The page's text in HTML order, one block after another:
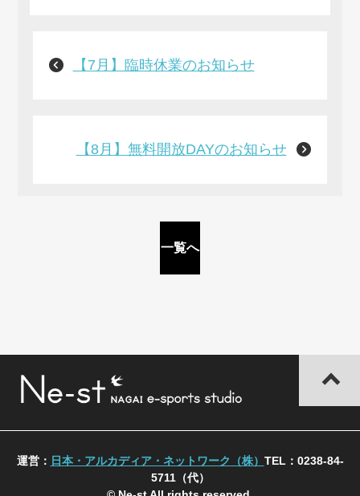
【7月】臨時休業のお知らせ
【8月】無料開放DAYのお知らせ
一覧へ
運営： 日本・アルカディア・ネットワーク（株） TEL：0238-84-
5711（代）